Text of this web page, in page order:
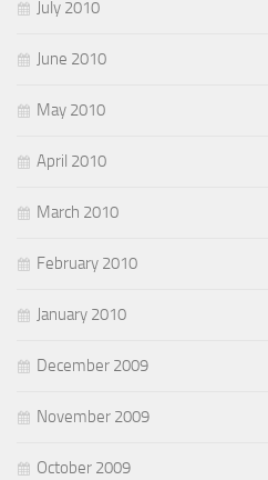
July 2010
June 2010
May 2010
April 2010
March 2010
February 2010
January 2010
December 2009
November 2009
October 2009